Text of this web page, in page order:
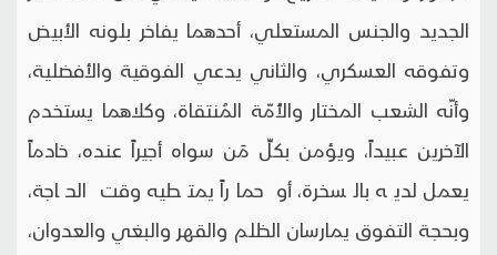
الجديد والجنس المستعلي، أحدهما يفاخر بلونه الأبيض
وتفوقه العسكري، والثاني يدعي الفوقية والأفضلية،
وأنّه الشعب المختار والأُمّة المُنتقاة، وكلاهما يستخدم
الآخرين عبيداً، ويؤمن بكلِّ مَن سواه أجيراً عنده، خادماً
يعمل لديه بالسخرة، أو حماراً يمتطيه وقت الحاجة،
وبحجة التفوق يمارسان الظلم والقهر والبغي والعدوان،